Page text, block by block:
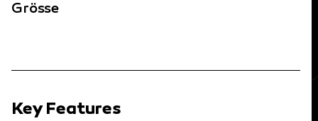
Grösse
Key Features